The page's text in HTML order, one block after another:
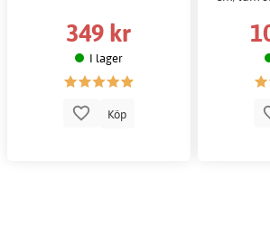
349 kr
I lager
Köp